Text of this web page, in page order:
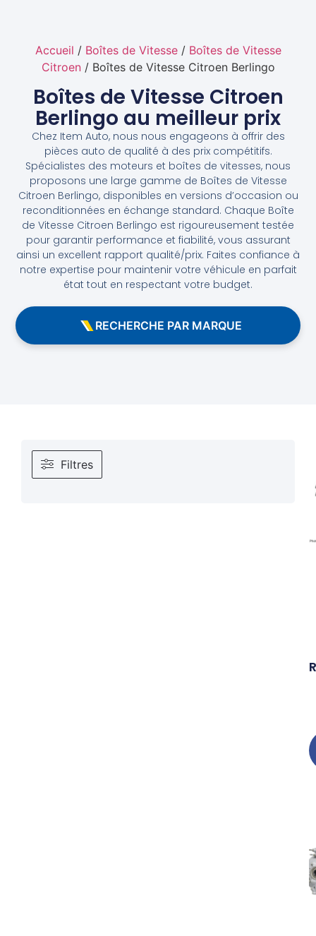
Accueil / Boîtes de Vitesse/ Boîtes de Vitesse
Citroen/ Boîtes de Vitesse Citroen Berlingo
Boîtes de Vitesse Citroen
Berlingo au meilleur prix
Chez Item Auto, nous nous engageons à offrir des
pièces auto de qualité à des prix compétitifs.
Spécialistes des moteurs et boîtes de vitesses, nous
proposons une large gamme de Boîtes de Vitesse
Citroen Berlingo, disponibles en versions d’occasion ou
reconditionnées en échange standard. Chaque Boîte
de Vitesse Citroen Berlingo est rigoureusement testée
pour garantir performance et fiabilité, vous assurant
ainsi un excellent rapport qualité/prix. Faites confiance à
notre expertise pour maintenir votre véhicule en parfait
état tout en respectant votre budget.
RECHERCHE PAR MARQUE
Filtres